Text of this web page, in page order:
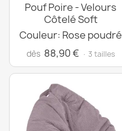
Pouf Poire - Velours
Côtelé Soft
Couleur: Rose poudré
dès 88,90 € · 3 tailles